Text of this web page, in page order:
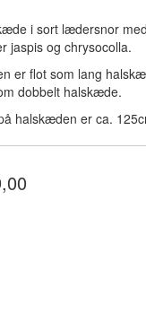
i sort lædersnor
jaspis og chrysocolla.
er flot som lang
dobbelt halskæde.
halskæden er ca.